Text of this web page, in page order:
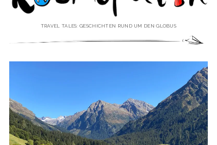
REISEKOLUMNEN
♥ ÜBER DEN REISEBLOG Menü
öffnen
IMPRESSUM
♥ ÜBER DIE AUTORIN Menü
öffnen
TRAVEL TALES: GESCHICHTEN RUND UM DEN GLOBUS